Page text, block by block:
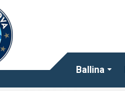
Ballina